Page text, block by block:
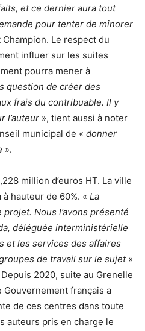
et ce dernier aura tout
pour tenter de minorer
Le respect du
influer sur les suites
pourra mener à
question de créer des
frais du contribuable. Il y
l’auteur », tient aussi à noter
municipal de « donner
».
million d’euros HT. La ville
hauteur de 60%. « La
Nous l’avons présenté
déléguée interministérielle
et les services des affaires
de travail sur le sujet»
2020, suite au Grenelle
français a
de ces centres dans toute
auteurs pris en charge le